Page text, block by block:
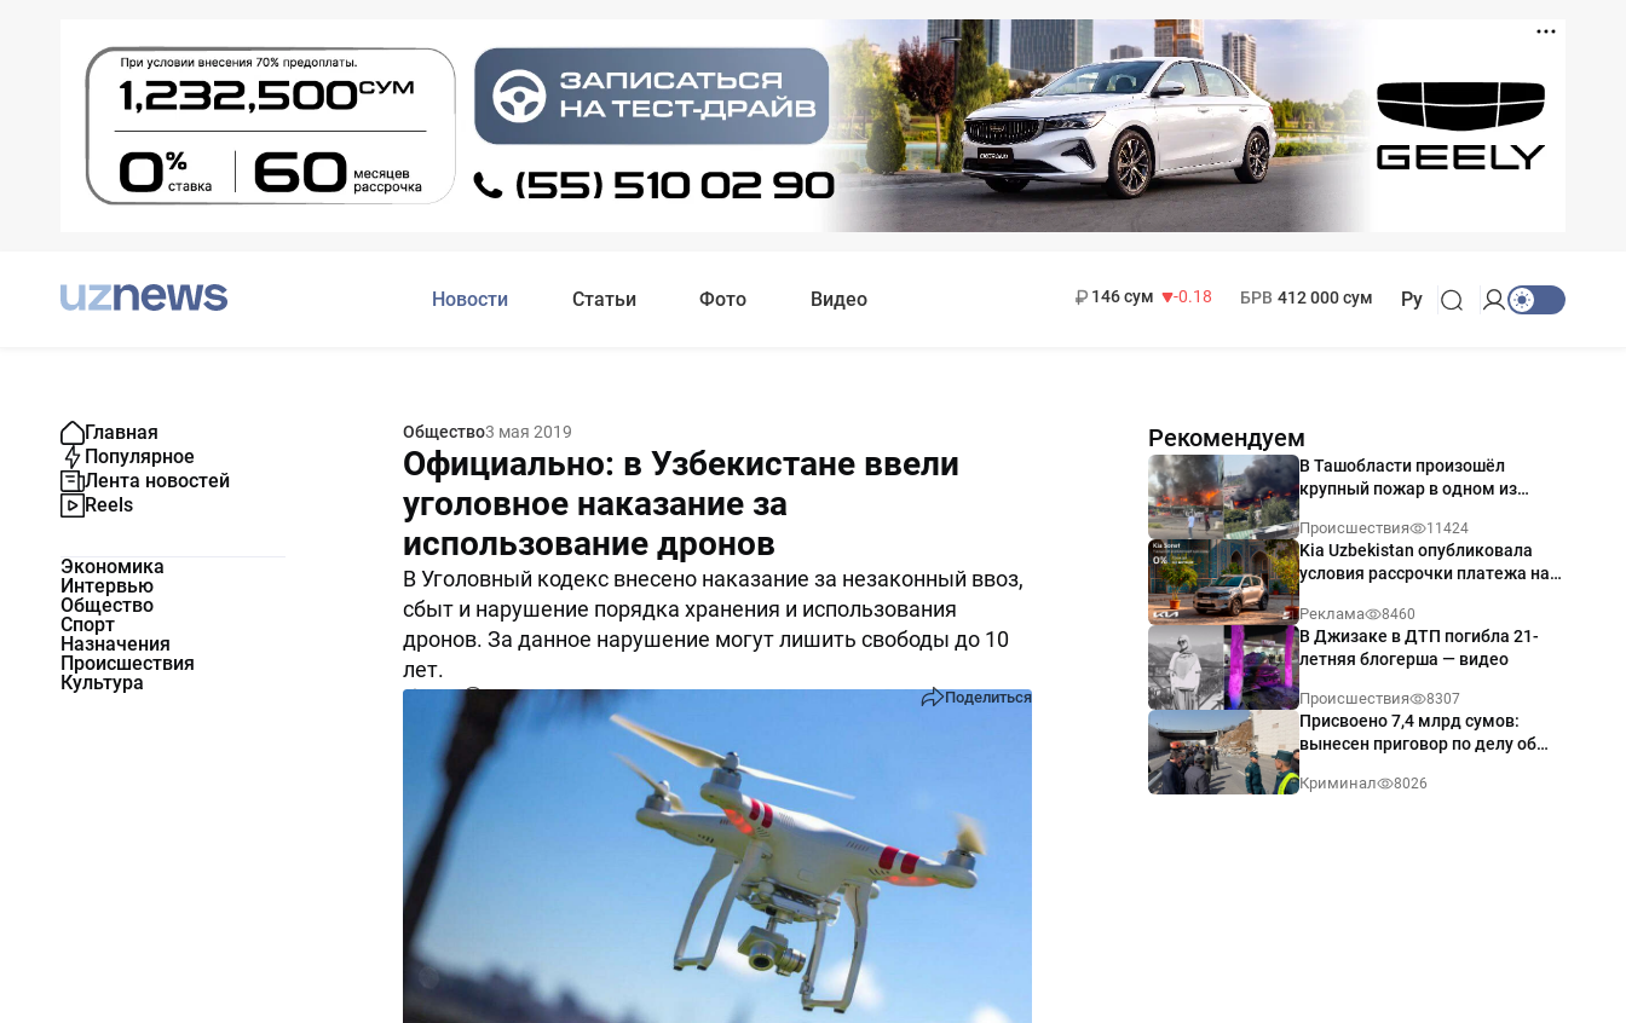
Новости Статьи Фото Видео
146 сум
-0.18
БРВ 412 000 сум Ру
Главная
Популярное
Лента новостей
Reels
Экономика
Интервью
Общество
Спорт
Назначения
Происшествия
Культура
Общество3 мая 2019
Официально: в Узбекистане ввели
уголовное наказание за
использование дронов
В Уголовный кодекс внесено наказание за незаконный ввоз,
сбыт и нарушение порядка хранения и использования
дронов. За данное нарушение могут лишить свободы до 10
лет.
Поделиться
Рекомендуем
В Ташобласти произошёл
крупный пожар в одном из
Происшествия 11424
Kia Uzbekistan опубликовала
условия рассрочки платежа на
годовых
Реклама 8460
В Джизаке в ДТП погибла 21-
летняя блогерша — видео
Происшествия 8307
Присвоено 7,4 млрд сумов:
вынесен приговор по делу об
Ташкенте
Криминал 8026